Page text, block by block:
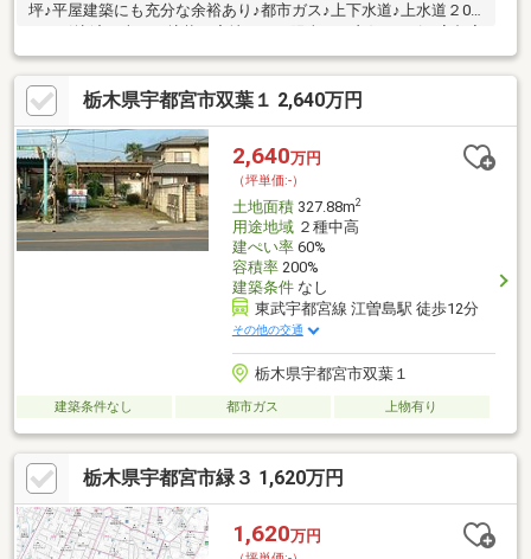
坪♪平屋建築にも充分な余裕あり♪都市ガス♪上下水道♪上水道２0
店まで９００ｍ（徒歩１２分）！【アピタには無印良品、ドンキ
ホーテ、ダイソー、ヤマダ電機、ＫＦＣ、銀だこｅｔｃ．あり】
緑が丘小学校まで７８１ｍ（徒歩１０分）♪陽南中学校まで１８８
１ｍ♪【充実の周辺環境】〈コンビニ、ドラッグストアが徒歩３分
圏内〉 ローソン宇都宮春日町店まで１８４ｍウエルシア宇都宮
春日町店まで２２４ｍセブンイレブン宇都宮双葉店まで４８６ｍ
たいらや緑店まで６５８ｍ※告知事項有
栃木県宇都宮市双葉１ 2,640万円
2,640万円
（坪単価:-）
土地面積327.88m2
用途地域２種中高
建ぺい率60%
容積率200%
建築条件なし
東武宇都宮線 江曽島駅 徒歩12分
その他の交通
栃木県宇都宮市双葉１
建築条件なし 都市ガス 上物有り
栃木県宇都宮市緑３ 1,620万円
1,620万円